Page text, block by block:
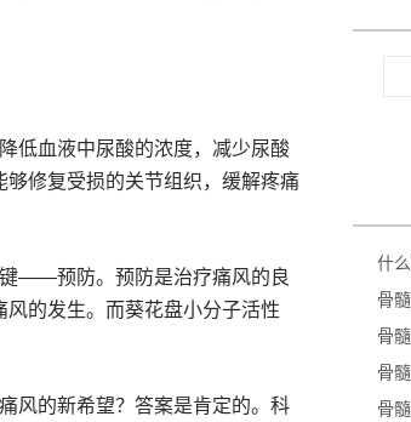
低血液中尿酸的浓度，减少尿酸
够修复受损的关节组织，缓解疼痛
——预防。预防是治疗痛风的良
的发生。而葵花盘小分子活性
风的新希望？答案是肯定的。科
什
骨
骨
骨
骨